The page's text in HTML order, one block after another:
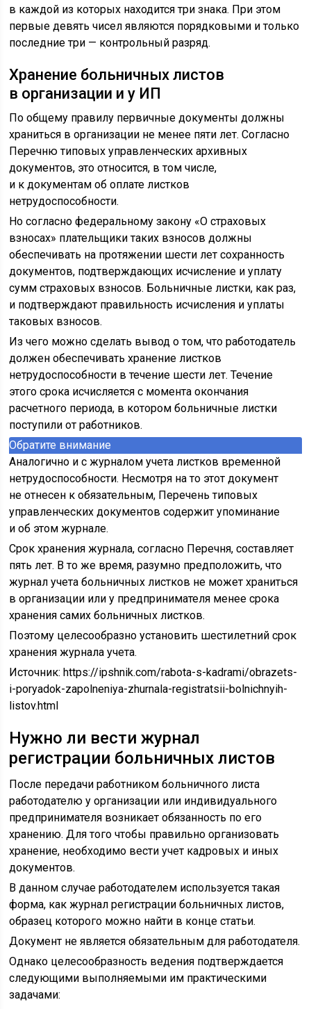
в каждой из которых находится три знака. При этом
первые девять чисел являются порядковыми и только
последние три — контрольный разряд.
Хранение больничных листов
в организации и у ИП
По общему правилу первичные документы должны
храниться в организации не менее пяти лет. Согласно
Перечню типовых управленческих архивных
документов, это относится, в том числе,
и к документам об оплате листков
нетрудоспособности.
Но согласно федеральному закону «О страховых
взносах» плательщики таких взносов должны
обеспечивать на протяжении шести лет сохранность
документов, подтверждающих исчисление и уплату
сумм страховых взносов. Больничные листки, как раз,
и подтверждают правильность исчисления и уплаты
таковых взносов.
Из чего можно сделать вывод о том, что работодатель
должен обеспечивать хранение листков
нетрудоспособности в течение шести лет. Течение
этого срока исчисляется с момента окончания
расчетного периода, в котором больничные листки
поступили от работников.
Обратите внимание
Аналогично и с журналом учета листков временной
нетрудоспособности. Несмотря на то этот документ
не отнесен к обязательным, Перечень типовых
управленческих документов содержит упоминание
и об этом журнале.
Срок хранения журнала, согласно Перечня, составляет
пять лет. В то же время, разумно предположить, что
журнал учета больничных листков не может храниться
в организации или у предпринимателя менее срока
хранения самих больничных листков.
Поэтому целесообразно установить шестилетний срок
хранения журнала учета.
Источник:https://ipshnik.com/rabota-s-kadrami/obrazets-
i-poryadok-zapolneniya-zhurnala-registratsii-bolnichnyih-
listov.html
Нужно ли вести журнал
регистрации больничных листов
После передачи работником больничного листа
работодателю у организации или индивидуального
предпринимателя возникает обязанность по его
хранению. Для того чтобы правильно организовать
хранение, необходимо вести учет кадровых и иных
документов.
В данном случае работодателем используется такая
форма, как журнал регистрации больничных листов,
образец которого можно найти в конце статьи.
Документ не является обязательным для работодателя.
Однако целесообразность ведения подтверждается
следующими выполняемыми им практическими
задачами: